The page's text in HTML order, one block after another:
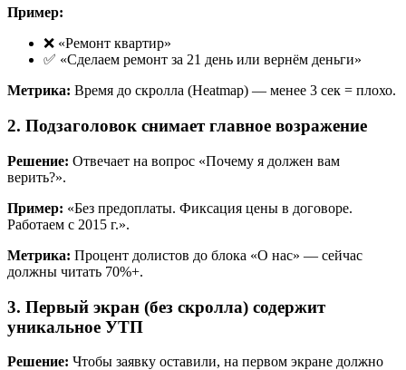
Пример:
❌ «Ремонт квартир»
✅ «Сделаем ремонт за 21 день или вернём деньги»
Метрика: Время до скролла (Heatmap) — менее 3 сек = плохо.
2. Подзаголовок снимает главное возражение
Решение: Отвечает на вопрос «Почему я должен вам
верить?».
Пример: «Без предоплаты. Фиксация цены в договоре.
Работаем с 2015 г.».
Метрика: Процент долистов до блока «О нас» — сейчас
должны читать 70%+.
3. Первый экран (без скролла) содержит
уникальное УТП
Решение: Чтобы заявку оставили, на первом экране должно